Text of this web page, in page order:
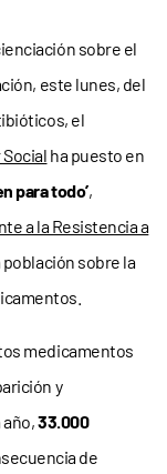
sobre el
este lunes, del
el
ha puesto en
para todo’,
a la Resistencia a
población sobre la
medicamentos
y
año,33.000
de